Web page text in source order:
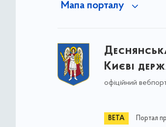
Мапа порталу
Києві
офіційний
Портал